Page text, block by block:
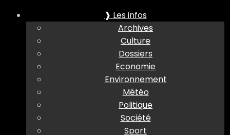
❱ Les infos
Archives
Culture
Dossiers
Economie
Environnement
Météo
Politique
Société
Sport